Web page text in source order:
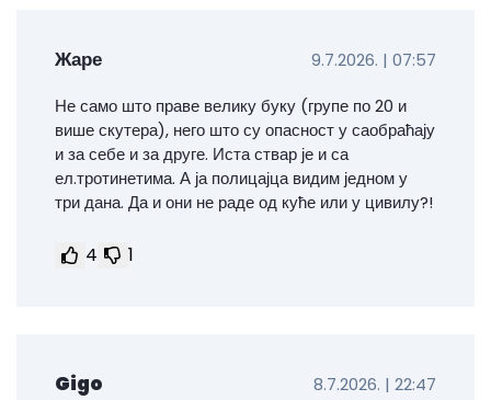
Жаре
9.7.2026. | 07:57
Не само што праве велику буку (групе по 20 и
више скутера), него што су опасност у саобраћају
и за себе и за друге. Иста ствар је и са
ел.тротинетима. А ја полицајца видим једном у
три дана. Да и они не раде од куће или у цивилу?!
4 1
Gigo
8.7.2026. | 22:47